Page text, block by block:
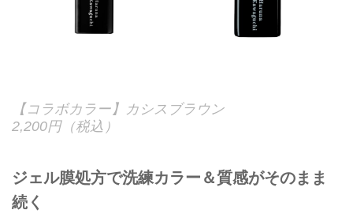
【コラボカラー】カシスブラウン
2,200円（税込）
ジェル膜処方で洗練カラー＆質感がそのまま
続く